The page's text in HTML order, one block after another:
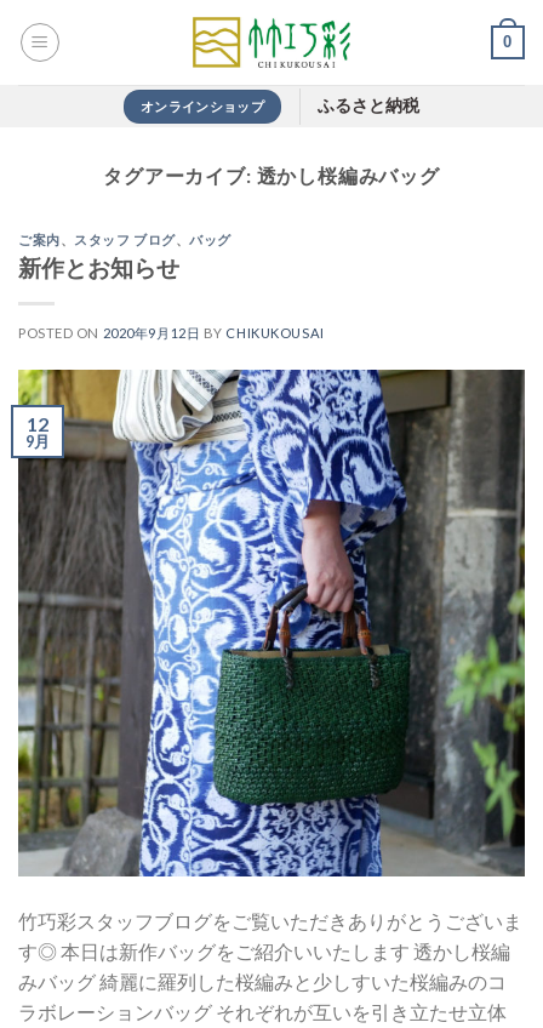
0
オンラインショップ ふるさと納税
タグアーカイブ: 透かし桜編みバッグ
ご案内、 スタッフ ブログ、バッグ
新作とお知らせ
POSTED ON 2020年9月12日 BY CHIKUKOUSAI
12
9月
竹巧彩スタッフブログをご覧いただきありがとうございま
す◎ 本日は新作バッグをご紹介いいたします 透かし桜編
みバッグ 綺麗に羅列した桜編みと少しすいた桜編みのコ
ラボレーションバッグ それぞれが互いを引き立たせ立体